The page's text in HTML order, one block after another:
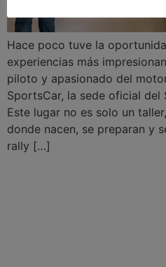
Hace poco tuve la
experiencias más
piloto y apasionado del
SportsCar, la sede oficial del
Este lugar no es solo un
donde nacen, se preparan y
rally […]